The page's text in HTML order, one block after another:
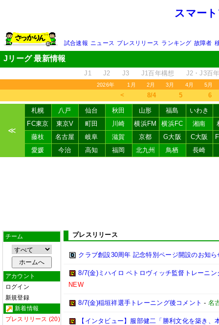
スマー
試合速報 ニュース プレスリリース ランキング 故障者
Jリーグ 最新情報
J1 J2 J3 J1百年構想 J2・J3百
2026年 1月 2月 3月 4月 5月
＜ 8/4 5 6
≪
札幌 八戸 仙台 秋田 山形 福島
いわき
FC東京
東京V 町田 川崎 横浜FM 横浜FC 湘南
藤枝
名古屋 岐阜 滋賀 京都 G大阪 C大阪
愛媛
今治 高知 福岡 北九州 鳥栖 長崎
チーム
アカウント
ログイン
新規登録
新着情報
プレスリリース (20)
プレスリリース
クラブ創設30周年 記念特別ページ開設のお知ら
8/7(金)ミハイロ ペトロヴィッチ監督トレーニン
NEW
8/7(金)稲垣祥選手トレーニング後コメント - 名
【インタビュー】服部健二「勝利文化を築き、